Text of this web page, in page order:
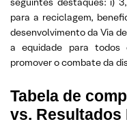
para a reciclagem,
desenvolvimento da Via
a equidade para todos
promover o combate da
Tabela de
vs. Resultados